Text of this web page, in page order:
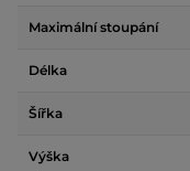
Maximální stoupání
Délka
Šířka
Výška